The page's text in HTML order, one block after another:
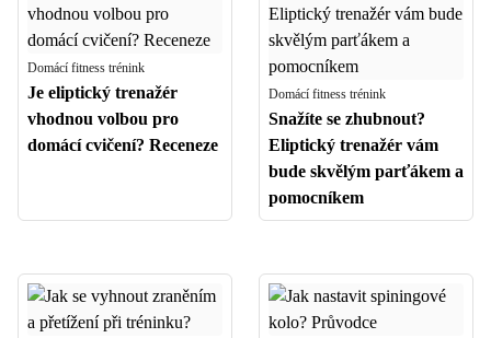
Domácí fitness trénink
Je eliptický trenažér
vhodnou volbou pro
domácí cvičení? Receneze
Domácí fitness trénink
Snažíte se zhubnout?
Eliptický trenažér vám
bude skvělým parťákem a
pomocníkem